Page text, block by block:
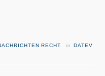
RECHT inDATEV